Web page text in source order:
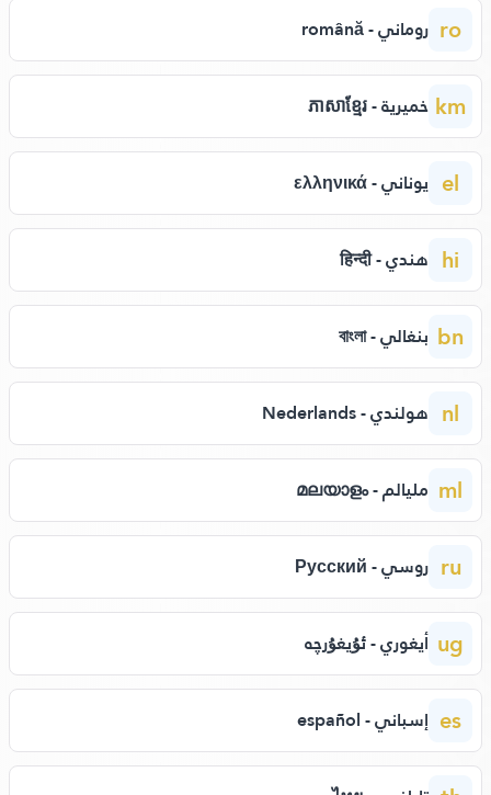
ro روماني - română
km خميرية - ភាសាខ្មែរ
el يوناني - ελληνικά
hi هندي - हिन्दी
bn بنغالي - বাংলা
nl هولندي - Nederlands
ml مليالم - മലയാളം
ru روسي - Русский
ug أيغوري - ئۇيغۇرچە
es إسباني - español